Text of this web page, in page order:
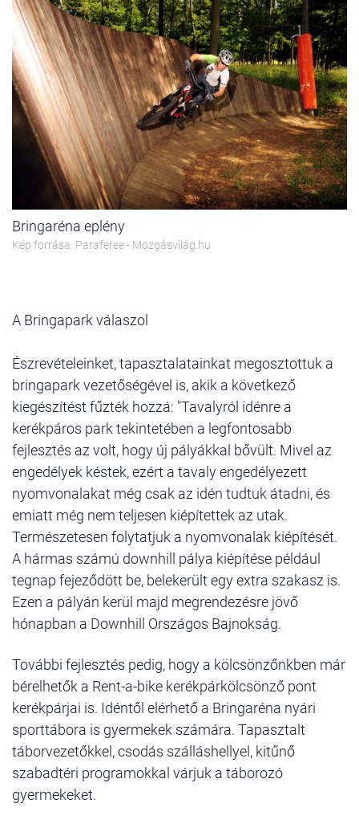
Bringaréna eplény
Kép forrása: Paraferee - Mozgásvilág.hu
A Bringapark válaszol
Észrevételeinket, tapasztalatainkat megosztottuk a
bringapark vezetőségével is, akik a következő
kiegészítést fűzték hozzá: "Tavalyról idénre a
kerékpáros park tekintetében a legfontosabb
fejlesztés az volt, hogy új pályákkal bővült. Mivel az
engedélyek késtek, ezért a tavaly engedélyezett
nyomvonalakat még csak az idén tudtuk átadni, és
emiatt még nem teljesen kiépítettek az utak.
Természetesen folytatjuk a nyomvonalak kiépítését.
A hármas számú downhill pálya kiépítése például
tegnap fejeződött be, belekerült egy extra szakasz is.
Ezen a pályán kerül majd megrendezésre jövő
hónapban a Downhill Országos Bajnokság.
További fejlesztés pedig, hogy a kölcsönzőnkben már
bérelhetők a Rent-a-bike kerékpárkölcsönző pont
kerékpárjai is. Idéntől elérhető a Bringaréna nyári
sporttábora is gyermekek számára. Tapasztalt
táborvezetőkkel, csodás szálláshellyel, kitűnő
szabadtéri programokkal várjuk a táborozó
gyermekeket.